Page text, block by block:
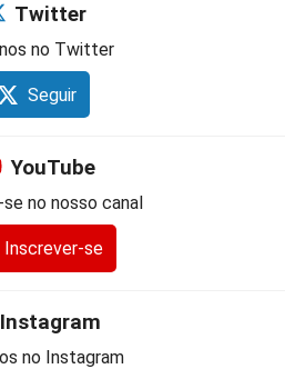
Twitter
no Twitter
Seguir
YouTube
se no nosso canal
Inscrever-se
Instagram
no Instagram